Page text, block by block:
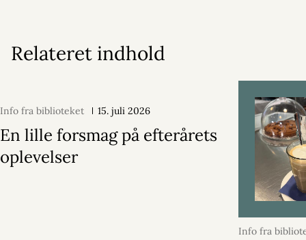
Relateret indhold
Info fra biblioteket 15. juli 2026
En lille forsmag på efterårets
oplevelser
Info fra